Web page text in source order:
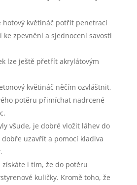
hotový květináč potřít penetrací
ke zpevnění a sjednocení savosti
lze ještě přetřít akrylátovým
květináč něčím ozvláštnit,
potěru přimíchat nadrcené
všude, je dobré vložit láhev do
dobře uzavřít a pomocí kladiva
i tím, že do potěru
kuličky. Kromě toho, že